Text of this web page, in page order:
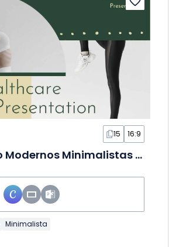
15 16:9
Slides de Treino Modernos Minimalistas Verde-escuro e Amarelo
Minimalista